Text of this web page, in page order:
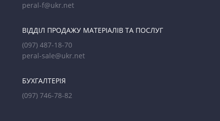
peral-f@ukr.net
ВІДДІЛ ПРОДАЖУ МАТЕРІАЛІВ ТА ПОСЛУГ
(097) 487-18-70
peral-sale@ukr.net
БУХГАЛТЕРІЯ
(097) 746-78-82